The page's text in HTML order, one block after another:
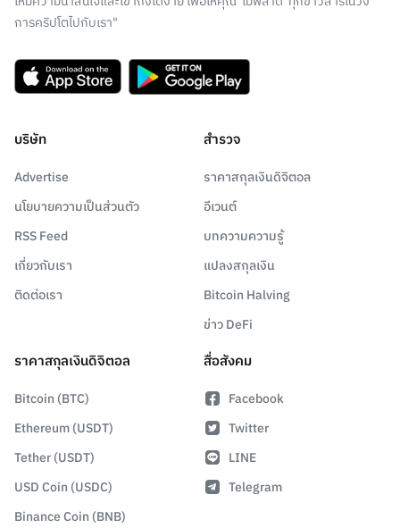
การคริปโตไปกับเรา"
บริษัท
Advertise
นโยบายความเป็นส่วนตัว
RSS Feed
เกี่ยวกับเรา
ติดต่อเรา
สำรวจ
ราคาสกุลเงินดิจิตอล
อีเวนต์
บทความความรู้
แปลงสกุลเงิน
Bitcoin Halving
ข่าว DeFi
ราคาสกุลเงินดิจิตอล
Bitcoin (BTC)
Ethereum (USDT)
Tether (USDT)
USD Coin (USDC)
Binance Coin (BNB)
สื่อสังคม
Facebook
Twitter
LINE
Telegram